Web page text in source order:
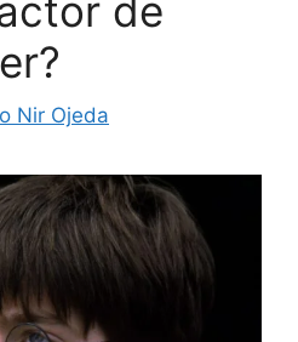
de
Nir Ojeda